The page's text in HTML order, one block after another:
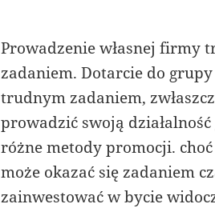
Prowadzenie własnej firmy
zadaniem. Dotarcie do
trudnym zadaniem,
prowadzić swoją
różne metody promocji.
może okazać się zadaniem
zainwestować w bycie